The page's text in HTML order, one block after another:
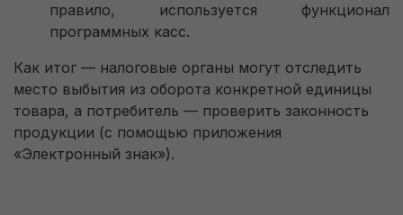
правило, используется функционал
программных касс.
Как итог — налоговые органы могут отследить
место выбытия из оборота конкретной единицы
товара, а потребитель — проверить законность
продукции (с помощью приложения
«Электронный знак»).